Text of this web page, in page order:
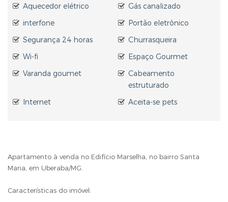
Aquecedor elétrico
Gás canalizado
interfone
Portão eletrônico
Segurança 24 horas
Churrasqueira
Wi-fi
Espaço Gourmet
Varanda goumet
Cabeamento
estruturado
Internet
Aceita-se pets
Apartamento à venda no Edifício Marselha, no bairro Santa
Maria, em Uberaba/MG.
Características do imóvel: